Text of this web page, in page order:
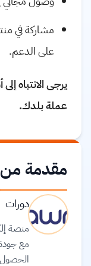
مشاركة في
على الدعم.
يرجى الانتباه
عملة بلدك.
مقدمة من
دورات
منصة
مع